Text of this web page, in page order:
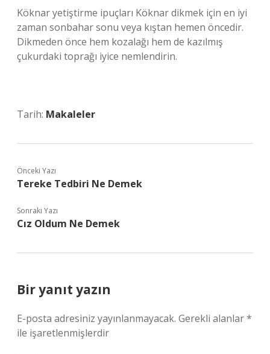
Köknar yetiştirme ipuçları Köknar dikmek için en iyi
zaman sonbahar sonu veya kıştan hemen öncedir.
Dikmeden önce hem kozalağı hem de kazılmış
çukurdaki toprağı iyice nemlendirin.
Tarih: Makaleler
Önceki Yazı
Tereke Tedbiri Ne Demek
Sonraki Yazı
Cız Oldum Ne Demek
Bir yanıt yazın
E-posta adresiniz yayınlanmayacak. Gerekli alanlar*
ile işaretlenmişlerdir